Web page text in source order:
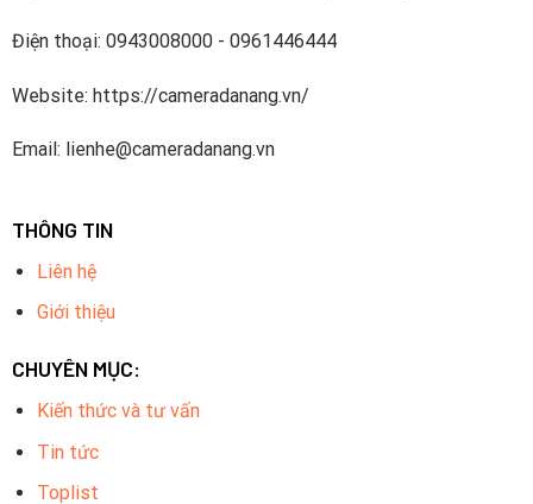
Điện thoại: 0943008000 - 0961446444
Website: https://cameradanang.vn/
Email: lienhe@cameradanang.vn
THÔNG TIN
Liên hệ
Giới thiệu
CHUYÊN MỤC:
Kiến thức và tư vấn
Tin tức
Toplist